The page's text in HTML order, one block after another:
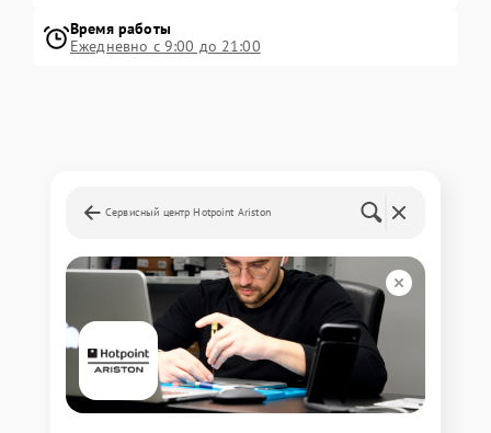
Время работы
Ежедневно с 9:00 до 21:00
Сервисный центр Hotpoint Ariston